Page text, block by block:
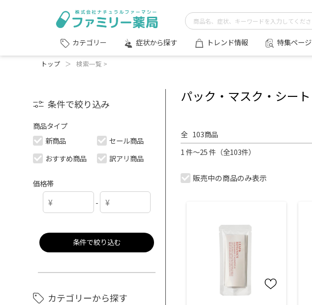
カテゴリー 症状から探す トレンド情報 特集ページ
トップ ＞ 検索一覧 >
条件で絞り込み
商品タイプ
新商品
セール商品
おすすめ商品
訳アリ商品
価格帯
-
条件で絞り込む
カテゴリーから探す
パック・マスク・シート
全 103商品
1 件～25 件（全103件）
販売中の商品のみ表示